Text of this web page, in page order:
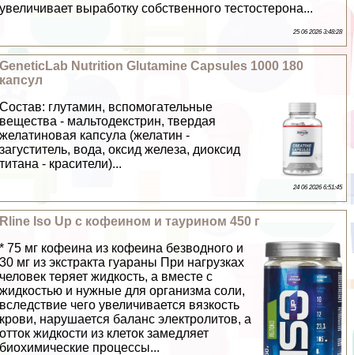
увеличивает выработку собственного тестостерона...
25 06 2026 3:48:28
GeneticLab Nutrition Glutamine Capsules 1000 180
капсул
Состав: глутамин, вспомогательные
вещества - мальтодекстрин, твердая
желатиновая капсула (желатин -
загуститель, вода, оксид железа, диоксид
титана - красители)...
24 06 2026 6:51:45
Rline Iso Up с кофеином и таурином 450 г
* 75 мг кофеина из кофеина безводного и
30 мг из экстpaкта гуараны При нагрузках
человек теряет жидкость, а вместе с
жидкостью и нужные для организма соли,
вследствие чего увеличивается вязкость
крови, нарушается баланс электролитов, а
отток жидкости из клеток замедляет
биохимические процессы...